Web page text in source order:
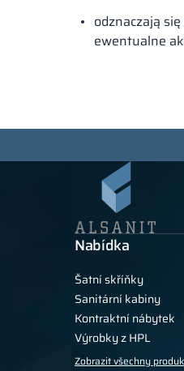
odznaczają się
ewentualne
Nabídka
Šatní skříňky
Sanitární kabiny
Kontraktní nábytek
Výrobky z HPL
Zobrazit všechny